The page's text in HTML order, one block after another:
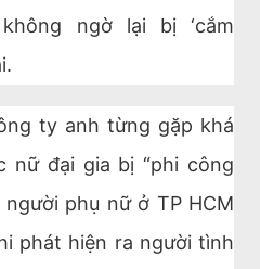
ngờ lại bị ‘cắm
ty anh từng gặp khá
nữ đại gia bị “phi công
phụ nữ ở TP HCM
phát hiện ra người tình